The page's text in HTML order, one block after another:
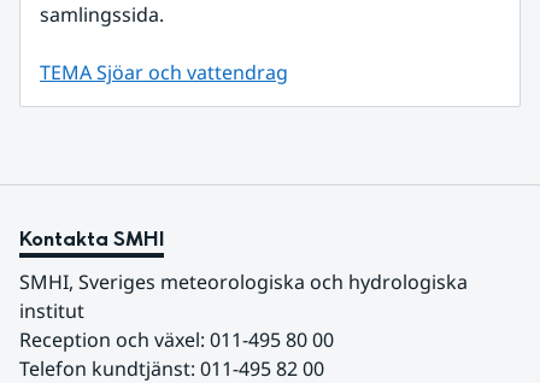
samlingssida.
TEMA Sjöar och vattendrag
Kontakta SMHI
SMHI, Sveriges meteorologiska och hydrologiska
institut
Reception och växel: 011-495 80 00
Telefon kundtjänst: 011-495 82 00